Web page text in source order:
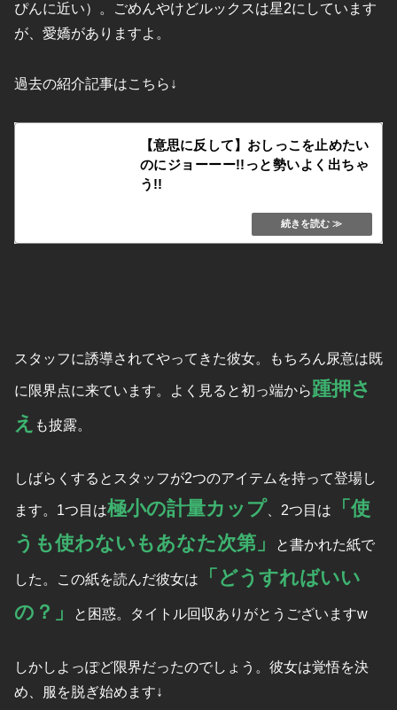
ぴんに近い）。ごめんやけどルックスは星2にしています
が、愛嬌がありますよ。
過去の紹介記事はこちら↓
【意思に反して】おしっこを止めたい
のにジョーーー!!っと勢いよく出ちゃ
う!!
スタッフに誘導されてやってきた彼女。もちろん尿意は既
に限界点に来ています。よく見ると初っ端から踵押さ
え も披露。
しばらくするとスタッフが2つのアイテムを持って登場し
ます。1つ目は極小の計量カップ 、2つ目は
「使
うも使わないもあなた次第」
と書かれた紙で
した。この紙を読んだ彼女は
「どうすればいい
の？」
と困惑。タイトル回収ありがとうございますw
しかしよっぽど限界だったのでしょう。彼女は覚悟を決
め、服を脱ぎ始めます↓